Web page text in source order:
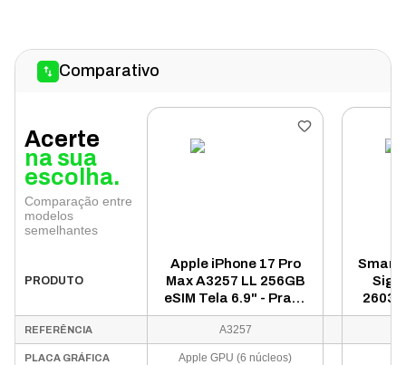
Comparativo
Acerte
na sua
escolha.
Comparação entre
modelos
semelhantes
PRODUTO
Apple iPhone 17 Pro
Max A3257 LL 256GB
eSIM Tela 6.9" - Prata
(Caixa Danificada)
2603-
RAM
REFERÊNCIA A3257
PLACA GRÁFICA Apple GPU (6 núcleos)